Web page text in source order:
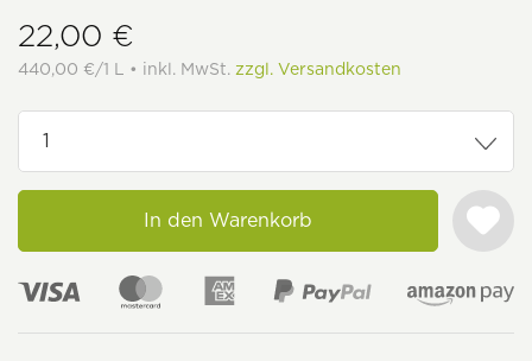
22,00 €
440,00 €/1 L • inkl. MwSt. zzgl. Versandkosten
In den Warenkorb